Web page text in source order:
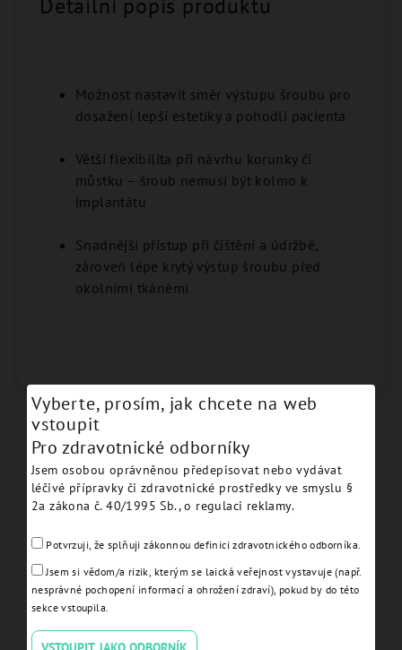
Detailní popis produktu
Možnost nastavit směr výstupu šroubu pro
dosažení lepší estetiky a pohodlí pacienta
Větší flexibilita při návrhu korunky či
můstku – šroub nemusí být kolmo k
implantátu
Snadnější přístup při čištění a údržbě,
zároveň lépe krytý výstup šroubu před
okolními tkáněmi
Podobné produkty
Vyberte, prosím, jak chcete na web
vstoupit
Pro zdravotnické odborníky
Jsem osobou oprávněnou předepisovat nebo vydávat
léčivé přípravky či zdravotnické prostředky ve smyslu §
2a zákona č. 40/1995 Sb., o regulaci reklamy.
Potvrzuji, že splňuji zákonnou definici zdravotnického odborníka.
Jsem si vědom/a rizik, kterým se laická veřejnost vystavuje (např.
nesprávné pochopení informací a ohrožení zdraví), pokud by do této
sekce vstoupila.